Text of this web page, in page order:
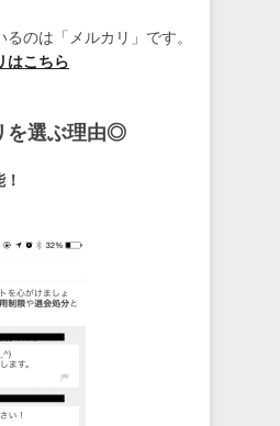
のは「メルカリ」です。
こちら
を選ぶ理由◎